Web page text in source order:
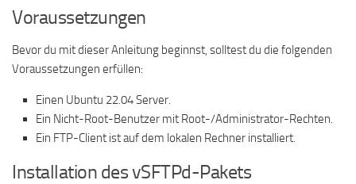
Voraussetzungen
Bevor du mit dieser Anleitung beginnst, solltest du die folgenden
Voraussetzungen erfüllen:
Einen Ubuntu 22.04 Server.
Ein Nicht-Root-Benutzer mit Root-/Administrator-Rechten.
Ein FTP-Client ist auf dem lokalen Rechner installiert.
Installation des vSFTPd-Pakets